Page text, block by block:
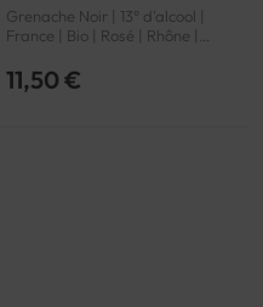
Grenache Noir | 13° d'alcool |
France | Bio | Rosé | Rhône |
11,50 €